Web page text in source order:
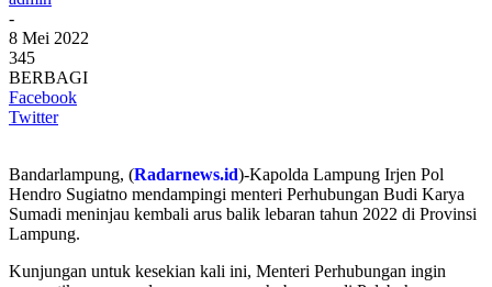
-
8 Mei 2022
345
BERBAGI
Facebook
Twitter
Bandarlampung, (Radarnews.id)-Kapolda Lampung Irjen Pol
Hendro Sugiatno mendampingi menteri Perhubungan Budi Karya
Sumadi meninjau kembali arus balik lebaran tahun 2022 di Provinsi
Lampung.
Kunjungan untuk kesekian kali ini, Menteri Perhubungan ingin